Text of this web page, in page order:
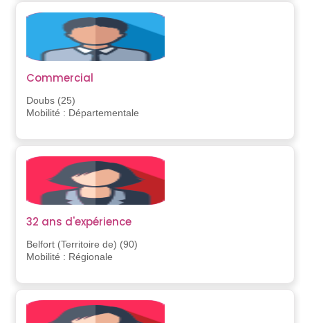
Commercial
Doubs (25)
Mobilité : Départementale
32 ans d'expérience
Belfort (Territoire de) (90)
Mobilité : Régionale